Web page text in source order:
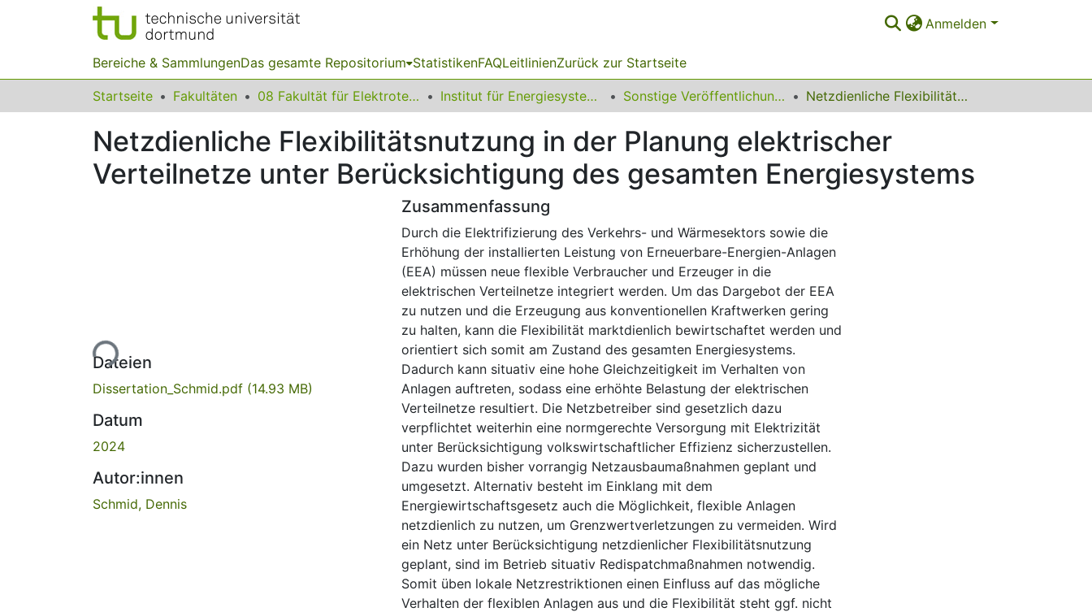
Anmelden
Bereiche & SammlungenDas gesamte Repositorium StatistikenFAQLeitlinienZurück zur Startseite
Startseite Fakultäten 08 Fakultät für Elektrotechnik und Informationstechnik Institut für Energiesysteme, Energieeffizienz und Energiewirtschaft Sonstige Veröffentlichungen (Institut für Energiesysteme, Energieeffizienz und Energiewirtschaft) Netzdienliche Flexibilitätsnutzung in der Planung elektrischer Verteilnetze unter Berücksichtigung des gesamten Energiesystems
Netzdienliche Flexibilitätsnutzung in der Planung elektrischer
Verteilnetze unter Berücksichtigung des gesamten Energiesystems
Lade...
Dateien
Dissertation_Schmid.pdf (14.93 MB)
Datum
2024
Autor:innen
Schmid, Dennis
Zusammenfassung
Durch die Elektrifizierung des Verkehrs- und Wärmesektors sowie die
Erhöhung der installierten Leistung von Erneuerbare-Energien-Anlagen
(EEA) müssen neue flexible Verbraucher und Erzeuger in die
elektrischen Verteilnetze integriert werden. Um das Dargebot der EEA
zu nutzen und die Erzeugung aus konventionellen Kraftwerken gering
zu halten, kann die Flexibilität marktdienlich bewirtschaftet werden und
orientiert sich somit am Zustand des gesamten Energiesystems.
Dadurch kann situativ eine hohe Gleichzeitigkeit im Verhalten von
Anlagen auftreten, sodass eine erhöhte Belastung der elektrischen
Verteilnetze resultiert. Die Netzbetreiber sind gesetzlich dazu
verpflichtet weiterhin eine normgerechte Versorgung mit Elektrizität
unter Berücksichtigung volkswirtschaftlicher Effizienz sicherzustellen.
Dazu wurden bisher vorrangig Netzausbaumaßnahmen geplant und
umgesetzt. Alternativ besteht im Einklang mit dem
Energiewirtschaftsgesetz auch die Möglichkeit, flexible Anlagen
netzdienlich zu nutzen, um Grenzwertverletzungen zu vermeiden. Wird
ein Netz unter Berücksichtigung netzdienlicher Flexibilitätsnutzung
geplant, sind im Betrieb situativ Redispatchmaßnahmen notwendig.
Somit üben lokale Netzrestriktionen einen Einfluss auf das mögliche
Verhalten der flexiblen Anlagen aus und die Flexibilität steht ggf. nicht